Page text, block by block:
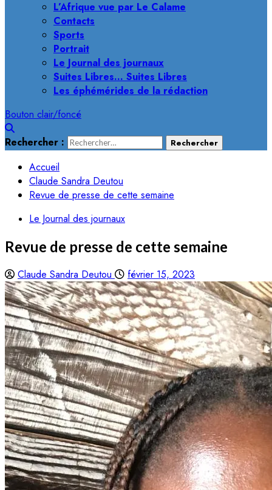
L’Afrique vue par Le Calame
Contacts
Sports
Portrait
Le Journal des journaux
Suites Libres… Suites Libres
Les éphémérides de la rédaction
Bouton clair/foncé
Rechercher :
Accueil
Claude Sandra Deutou
Revue de presse de cette semaine
Le Journal des journaux
Revue de presse de cette semaine
Claude Sandra Deutou février 15, 2023